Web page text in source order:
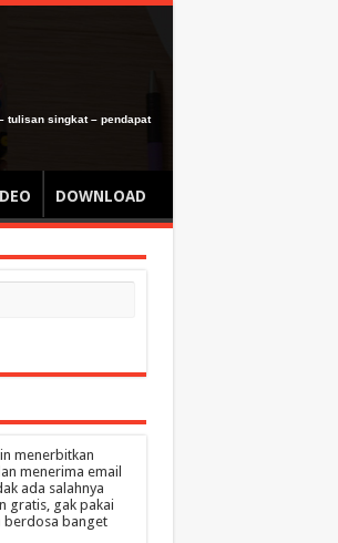
tulisan singkat – pendapat
DOWNLOAD
menerbitkan
menerima email
ada salahnya
gratis, gak pakai
berdosa banget